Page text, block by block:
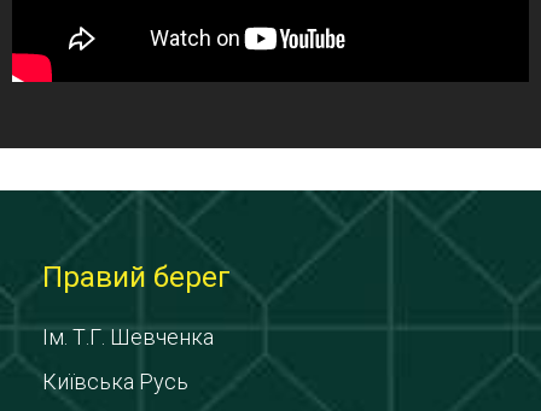
Правий берег
Ім. Т.Г. Шевченка
Київська Русь